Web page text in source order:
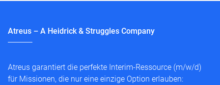
Atreus – A Heidrick & Struggles Company
Atreus garantiert die perfekte Interim-Ressource (m/w/d)
für Missionen, die nur eine einzige Option erlauben: